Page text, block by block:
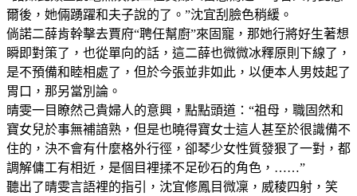
爾後，她倆踴躍和夫子說的了。”沈宜刮臉色稍緩。
倘諾二薛肯幹擊去賈府“聘任幫廚”來固寵，那她行將好生著想
瞬即對策了，也從單向的話，這二薛也微微冰釋原則下線了，
是不預備和睦相處了，但於今張並非如此，以便本人男妓起了
胃口，那另當別論。
晴雯一目瞭然己貴婦人的意興，點點頭道：“祖母，職固然和
寶女兒於事無補諳熟，但是也曉得寶女士這人甚至於很識備不
住的，決不會有什麼格外行徑，卻琴少女性質發狠了一對，都
調解傭工有相近，是個目裡揉不足砂石的角色，……”
聽出了晴雯言語裡的指引，沈宜修鳳目微凜，威稜四射，笑